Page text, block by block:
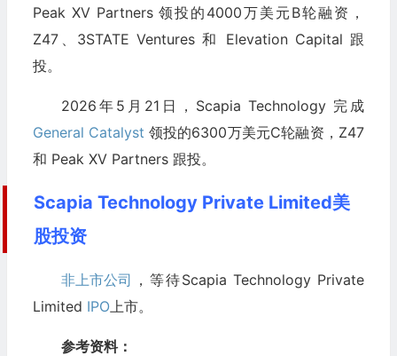
Peak XV Partners 领投的4000万美元B轮融资，
Z47、3STATE Ventures 和 Elevation Capital 跟
投。
2026年5月21日，Scapia Technology 完成
General Catalyst 领投的6300万美元C轮融资，Z47
和 Peak XV Partners 跟投。
Scapia Technology Private Limited美
股投资
非上市公司 ，等待Scapia Technology Private
Limited IPO上市。
参考资料：